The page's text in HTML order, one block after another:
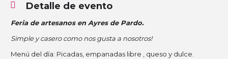
Detalle de evento
Feria de artesanos en Ayres de Pardo.
Simple y casero como nos gusta a nosotros!
Menú del día: Picadas, empanadas libre , queso y dulce.